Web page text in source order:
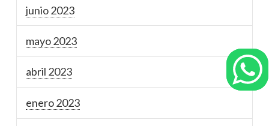
junio 2023
mayo 2023
abril 2023
enero 2023